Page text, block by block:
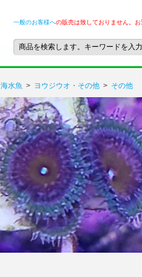
一般のお客様への販売は致しておりません。お
海水魚 > ヨウジウオ・その他 > その他